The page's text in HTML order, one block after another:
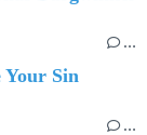
…
Your Sin
…